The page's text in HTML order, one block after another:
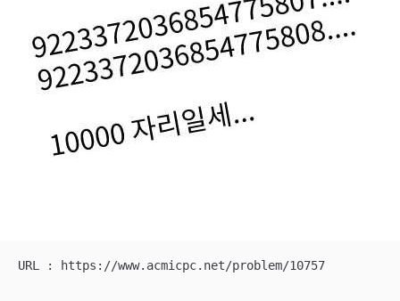
URL : https://www.acmicpc.net/problem/10757